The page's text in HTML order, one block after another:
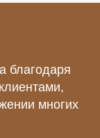
благодаря
многих